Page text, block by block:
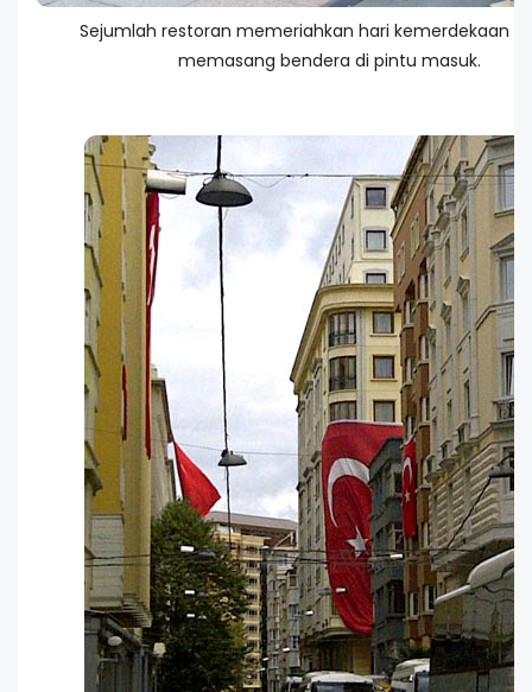
Sejumlah restoran memeriahkan hari kemerdekaan
memasang bendera di pintu masuk.